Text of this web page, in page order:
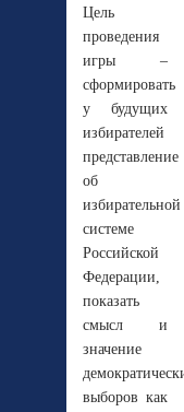
Цель
проведения
игры –
сформировать
у будущих
избирателей
представление
об
избирательной
системе
Российской
Федерации,
показать
смысл и
значение
выборов как